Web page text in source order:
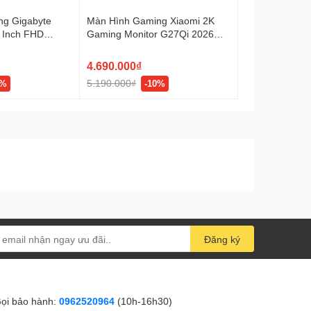
Gigabyte
FHD
Màn Hình Gaming Xiaomi 2K
Gaming Monitor G27Qi 2026
1ms)
4.690.000₫
5.190.000₫ -10%
Đăng ký
bảo hành: 0962520964 (10h-16h30)